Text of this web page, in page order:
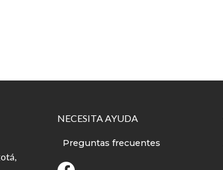
NECESITA AYUDA
Preguntas frecuentes